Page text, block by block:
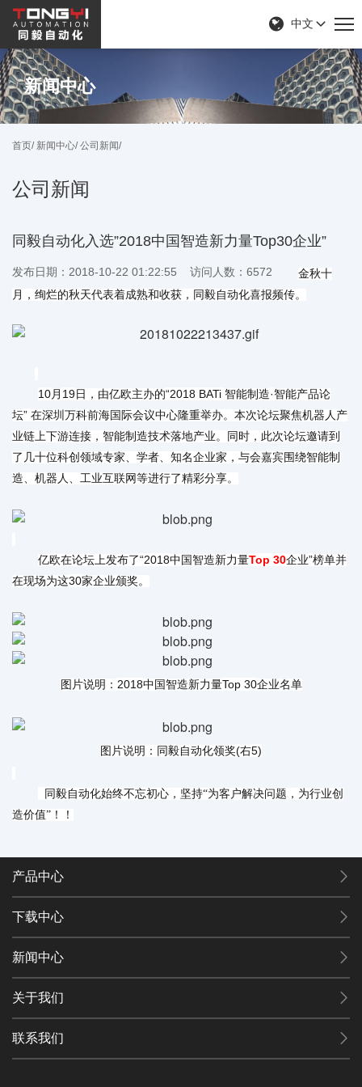
中文
新闻中心
首页/ 新闻中心/ 公司新闻/
公司新闻
同毅自动化入选”2018中国智造新力量Top30企业”
发布日期：2018-10-22 01:22:55 访问人数：6572
金秋十
月，绚烂的秋天代表着成熟和收获，同毅自动化喜报频传。
10月 19 日，由亿欧主办的“2018 BATi 智能制造·智能产品论
坛” 在深圳万科前海国际会议中心隆重举办。本次论坛聚焦机器人产
业链上下游连接，智能制造技术落地产业。同时，此次论坛邀请到
了几十位科创领域专家、学者、知名企业家，与会嘉宾围绕智能制
造、机器人、工业互联网等进行了精彩分享。
亿欧在论坛上发布了“2018中国智造新力量Top 30企业”榜单并
在现场为这30家企业颁奖。
图片说明： 2018中国智造新力量Top 30企业名单
图片说明：同毅自动化领奖(右5)
同毅自动化始终不忘初心，坚持“为客户解决问题，为行业创
造价值”！！
产品中心
下载中心
新闻中心
关于我们
联系我们